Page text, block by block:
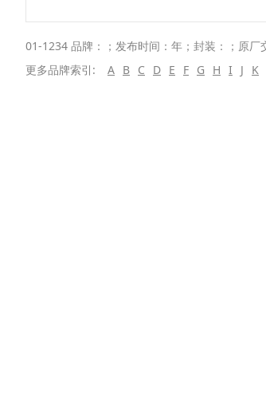
01-1234 品牌：；发布时间：年；封装：；原厂
更多品牌索引:
A B C D E F G H I J K